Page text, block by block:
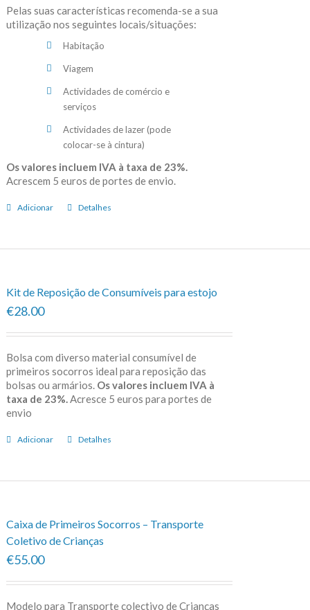
Pelas suas características recomenda-se a sua
utilização nos seguintes locais/situações:
Habitação
Viagem
Actividades de comércio e
serviços
Actividades de lazer (pode
colocar-se à cintura)
Os valores incluem IVA à taxa de 23%.
Acrescem 5 euros de portes de envio.
Adicionar Detalhes
Kit de Reposição de Consumíveis para estojo
€28.00
Bolsa com diverso material consumível de
primeiros socorros ideal para reposição das
bolsas ou armários. Os valores incluem IVA à
taxa de 23%. Acresce 5 euros para portes de
envio
Adicionar Detalhes
Caixa de Primeiros Socorros – Transporte
Coletivo de Crianças
€55.00
Modelo para Transporte colectivo de Crianças